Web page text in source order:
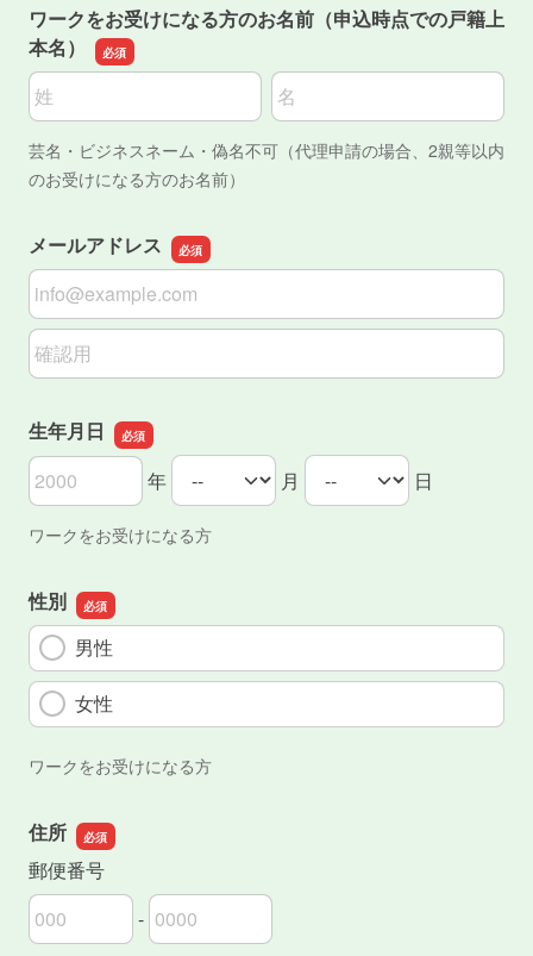
ワークをお受けになる方のお名前（申込時点での戸籍上
本名）
名前の姓
名前の名
芸名・ビジネスネーム・偽名不可（代理申請の場合、2親等以内
のお受けになる方のお名前）
メールアドレス
メールアドレス
メールアドレスの確認用
生年月日
生年月日の年 年
生年月日の月 月
生年月日の日 日
ワークをお受けになる方
性別
男性
女性
ワークをお受けになる方
住所
郵便番号
郵便番号の上3桁
-
郵便番号の下4桁